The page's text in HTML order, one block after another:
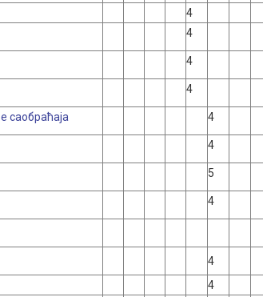
4
4
4
4
саобраћаја 4
4
5
4
4
4